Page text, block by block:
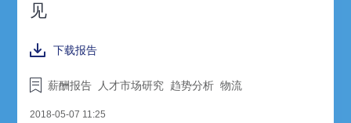
见
下载报告
薪酬报告 人才市场研究 趋势分析 物流
2018-05-07 11:25